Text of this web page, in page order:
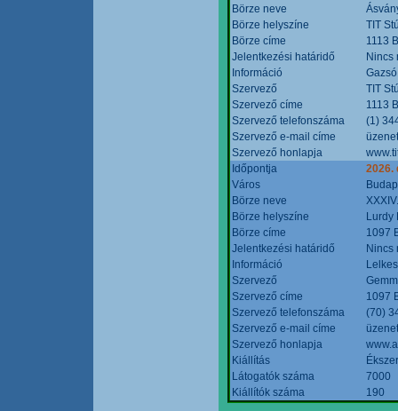
Börze neve
Börze helyszíne
TIT
Börze címe
1113
Jelentkezési határidő
Nincs
Információ
Szervező
TIT
Szervező címe
1113
Szervező telefonszáma
(1)
Szervező e-mail címe
Szervező honlapja
Időpontja
2026.
Város
Börze neve
Börze helyszíne
Lurdy
Börze címe
1097
Jelentkezési határidő
Nincs
Információ
Szervező
Szervező címe
1097
Szervező telefonszáma
(70)
Szervező e-mail címe
Szervező honlapja
Kiállítás
Látogatók száma
7000
Kiállítók száma
190